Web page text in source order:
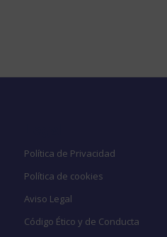
Política de Privacidad
Política de cookies
Aviso Legal
Código Ético y de Conducta